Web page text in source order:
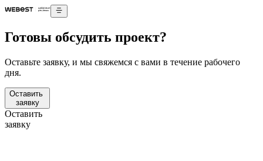
Готовы обсудить проект?
Оставьте заявку, и мы свяжемся с вами в течение рабочего
дня.
Оставить
заявку
Оставить
заявку